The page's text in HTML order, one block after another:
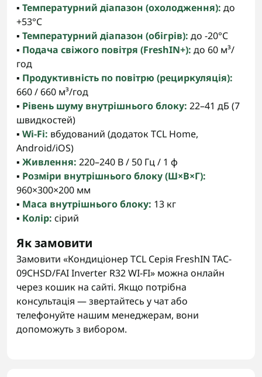
▪️ Температурний діапазон (охолодження): до
+53°C
▪️ Температурний діапазон (обігрів): до -20°C
▪️ Подача свіжого повітря (FreshIN+): до 60 м³/
год
▪️ Продуктивність по повітрю (рециркуляція):
660 / 660 м³/год
▪️ Рівень шуму внутрішнього блоку: 22–41 дБ (7
швидкостей)
▪️ Wi-Fi: вбудований (додаток TCL Home,
Android/iOS)
▪️ Живлення: 220–240 В / 50 Гц / 1 ф
▪️ Розміри внутрішнього блоку (Ш×В×Г):
960×300×200 мм
▪️ Маса внутрішнього блоку: 13 кг
▪️ Колір: сірий
Як замовити
Замовити «Кондиціонер TCL Серія FreshIN TAC-
09CHSD/FAI Inverter R32 WI-FI» можна онлайн
через кошик на сайті. Якщо потрібна
консультація — звертайтесь у чат або
телефонуйте нашим менеджерам, вони
допоможуть з вибором.